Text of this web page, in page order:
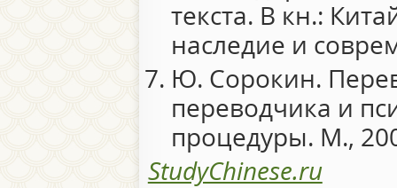
текста. В кн.:
наследие и
Ю. Сорокин.
переводчика и
процедуры. М.,
StudyChinese.ru